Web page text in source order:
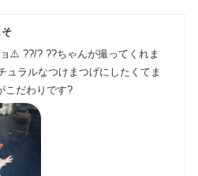
⚠️ ??/? ??ちゃんが撮ってくれま
ュラルなつけまつげにしたくてま
こだわりです?